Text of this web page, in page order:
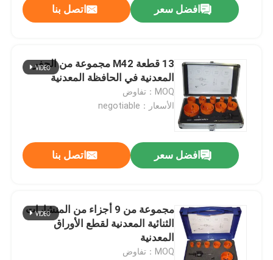
افضل سعر اتصل بنا
13 قطعة M42 مجموعة من الحفر
المعدنية في الحافظة المعدنية
MOQ：تفاوض
الأسعار：negotiable
افضل سعر اتصل بنا
مجموعة من 9 أجزاء من المنشارات
الثنائية المعدنية لقطع الأوراق
المعدنية
MOQ：تفاوض